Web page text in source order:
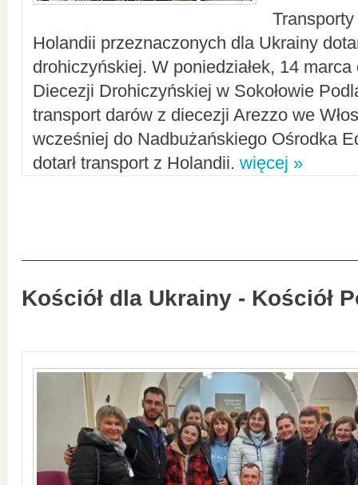
Holandii przeznaczonych dla Ukrainy
drohiczyńskiej. W poniedziałek, 14
Diecezji Drohiczyńskiej w Sokołowie
transport darów z diecezji Arezzo we
wcześniej do Nadbużańskiego Ośrodka
dotarł transport z Holandii. więcej »
Kościół dla Ukrainy - Kościół